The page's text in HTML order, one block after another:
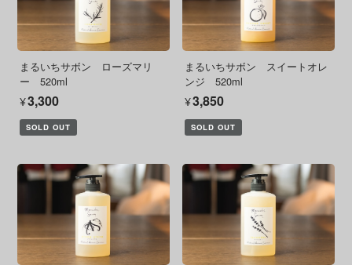
まるいちサボン ローズマリ
ー 520ml
¥3,300
SOLD OUT
まるいちサボン スイートオレ
ンジ 520ml
¥3,850
SOLD OUT